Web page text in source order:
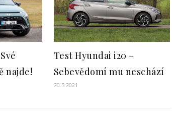
najde!
Test Hyundai i20 –
Sebevědomí mu neschází
20.5.2021